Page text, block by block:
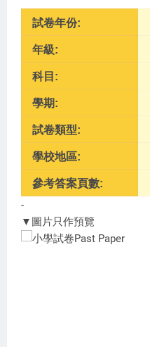
試卷年份:
年級:
科目:
學期:
試卷類型:
學校地區:
參考答案頁數:
-
▼圖片只作預覽